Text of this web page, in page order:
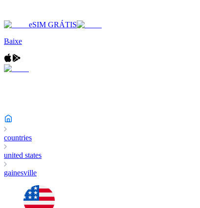
eSIM GRÁTIS
Baixe
countries
united states
gainesville